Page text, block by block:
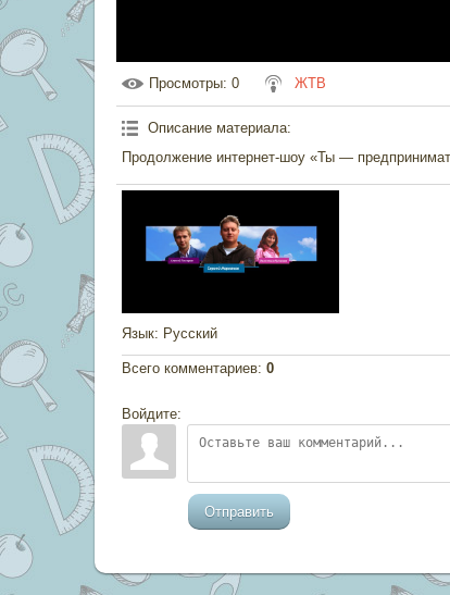
Просмотры: 0 ЖТВ
Описание материала:
Продолжение интернет-шоу «Ты —
Язык: Русский
Всего комментариев: 0
Войдите:
Отправить